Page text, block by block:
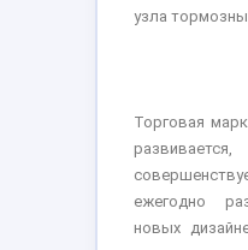
узла
Торговая
ежегодно
новых